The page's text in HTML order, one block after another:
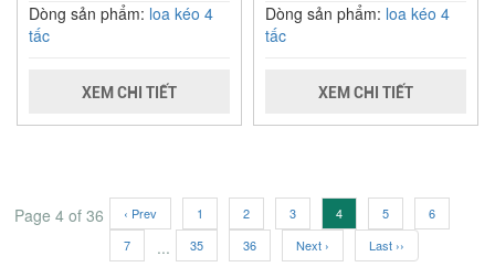
Dòng sản phẩm: loa kéo 4
tấc
XEM CHI TIẾT
Dòng sản phẩm: loa kéo 4
tấc
XEM CHI TIẾT
Page 4 of 36 ‹ Prev 1 2 3 4 5
6
7
... 35 36 Next › Last ››